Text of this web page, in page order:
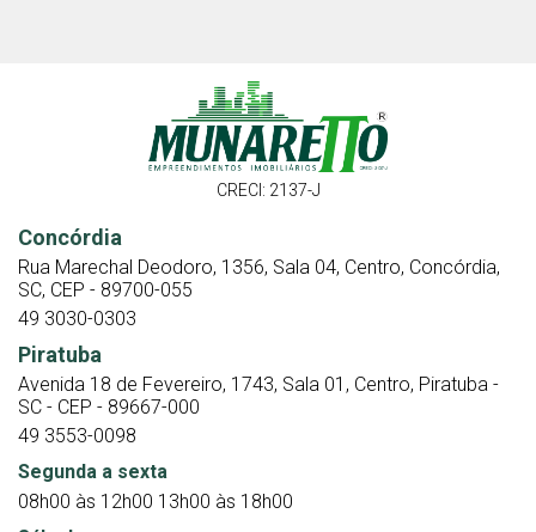
CRECI: 2137-J
Concórdia
Rua Marechal Deodoro, 1356, Sala 04, Centro, Concórdia,
SC, CEP - 89700-055
49 3030-0303
Piratuba
Avenida 18 de Fevereiro, 1743, Sala 01, Centro, Piratuba -
SC - CEP - 89667-000
49 3553-0098
Segunda a sexta
08h00 às 12h00 13h00 às 18h00